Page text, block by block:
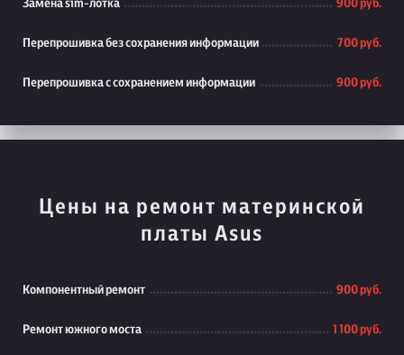
Замена sim-лотка 900 руб.
Перепрошивка без сохранения информации 700 руб.
Перепрошивка с сохранением информации 900 руб.
Цены на ремонт материнской
платы Asus
Компонентный ремонт 900 руб.
Ремонт южного моста 1 100 руб.